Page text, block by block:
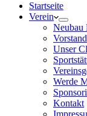
Startseite
Verein
Neubau
Vorstand
Unser
Werde
Kontakt